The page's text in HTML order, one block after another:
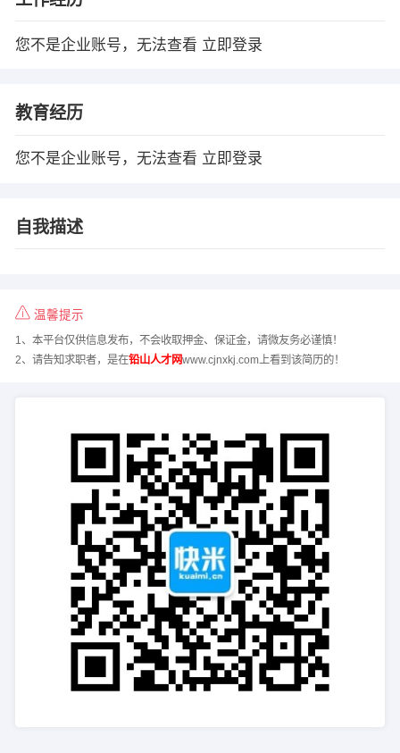
您不是企业账号，无法查看 立即登录
教育经历
您不是企业账号，无法查看 立即登录
自我描述
温馨提示
1、本平台仅供信息发布，不会收取押金、保证金，请微友务必谨慎！
2、请告知求职者，是在铅山人才网www.cjnxkj.com上看到该简历的！